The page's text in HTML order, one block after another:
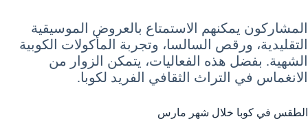
المشاركون يمكنهم الاستمتاع بالعروض الموسيقية
التقليدية، ورقص السالسا، وتجربة المأكولات الكوبية
الشهية. بفضل هذه الفعاليات، يتمكن الزوار من
الانغماس في التراث الثقافي الفريد لكوبا.
الطقس في كوبا خلال شهر مارس